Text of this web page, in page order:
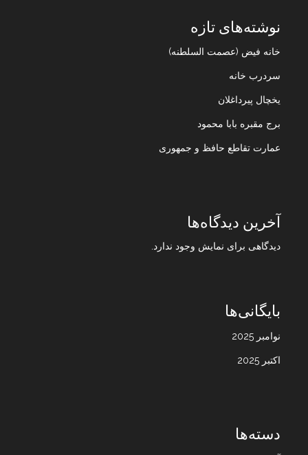
نوشته‌های تازه
خانه فیض (عصمت السلطنه)
سردرب خانه
یخچال پیرداغلان
برج مقبره بابا محمود
عمارت تقاطع حافظ و جمهوری
آخرین دیدگاه‌ها
دیدگاهی برای نمایش وجود ندارد.
بایگانی‌ها
نوامبر 2025
اکتبر 2025
دسته‌ها